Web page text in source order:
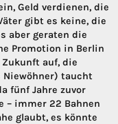
Geld verdienen, die
gibt es keine, die
aber geraten die
Promotion in Berlin
auf, die
taucht
fünf Jahre zuvor
– immer 22 Bahnen
glaubt, es könnte